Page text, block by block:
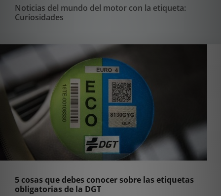
Noticias del mundo del motor con la etiqueta:
Curiosidades
5 cosas que debes conocer sobre las etiquetas
obligatorias de la DGT